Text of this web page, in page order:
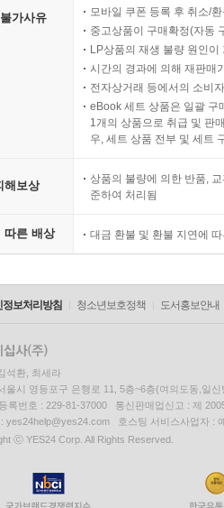
가사유
모바일 쿠폰 등록 후 취소/
중고상품이 구매확정(자동
LP상품의 재생 불량 원인
시간의 경과에 의해 재판매
전자상거래 등에서의 소비
eBook 세트 상품은 일괄 구
1개의 상품으로 취급 및 판
우, 세트 상품 전부 및 세트
해보상
상품의 불량에 의한 반품,
준하여 처리됨
따른 배상 대금 환불 및 환불 지연에
정보처리방침 청소년보호정책 도서홍보안내
석환, 최세라
울시 영등포구 은행로 11, 5층~6층(여의도동,일신
록번호 : 229-81-37000 통신판매업신고 : 제
: yes24help@yes24.com 호스팅 서비스사업자 :
ⓒ YES24 Corp. All Rights Reserved.